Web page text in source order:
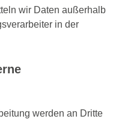
wir Daten außerhalb
in der
werden an Dritte